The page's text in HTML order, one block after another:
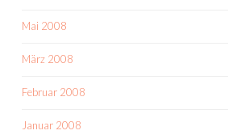
Mai 2008
März 2008
Februar 2008
Januar 2008